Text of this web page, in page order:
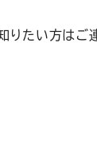
りたい方はご